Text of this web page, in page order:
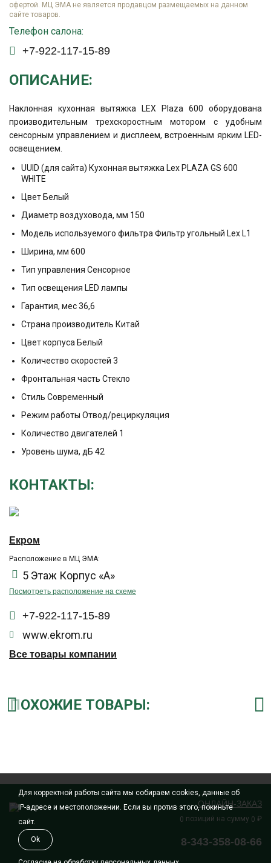
офертой. МЦ ЭМА не является продавцом размещаемых на данном
сайте товаров.
Телефон салона:
+7-922-117-15-89
ОПИСАНИЕ:
Наклонная кухонная вытяжка LEX Plaza 600 оборудована
производительным трехскоростным мотором с удобным
сенсорным управлением и дисплеем, встроенным ярким LED-
освещением.
UUID (для сайта) Кухонная вытяжка Lex PLAZA GS 600
WHITE
Цвет Белый
Диаметр воздуховода, мм 150
Модель используемого фильтра Фильтр угольный Lex L1
Ширина, мм 600
Тип управления Сенсорное
Тип освещения LED лампы
Гарантия, мес 36,6
Страна производитель Китай
Цвет корпуса Белый
Количество скоростей 3
Фронтальная часть Стекло
Стиль Современный
Режим работы Отвод/рециркуляция
Количество двигателей 1
Уровень шума, дБ 42
КОНТАКТЫ:
Екром
Расположение в МЦ ЭМА:
5 Этаж Корпус «А»
Посмотреть расположение на схеме
+7-922-117-15-89
www.ekrom.ru
Все товары компании
ПОХОЖИЕ ТОВАРЫ:
ОНЛАЙН-ЗАКАЗ
0 позиций на сумму 0 ₽
8-343-358-08-66
Для корректной работы сайта мы собираем cookies, данные об
IP-адресе и местоположении. Если вы против этого, покиньте
сайт.
Ok